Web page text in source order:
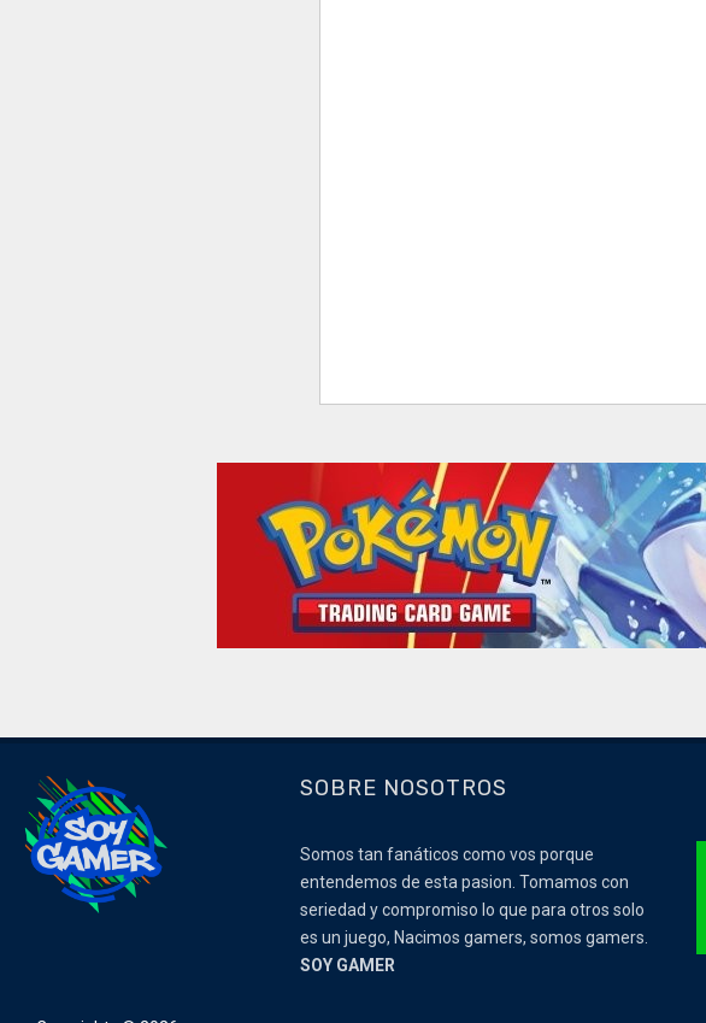
SOBRE NOSOTROS
Somos tan fanáticos como vos porque
entendemos de esta pasion. Tomamos con
seriedad y compromiso lo que para otros solo
es un juego, Nacimos gamers, somos gamers.
SOY GAMER